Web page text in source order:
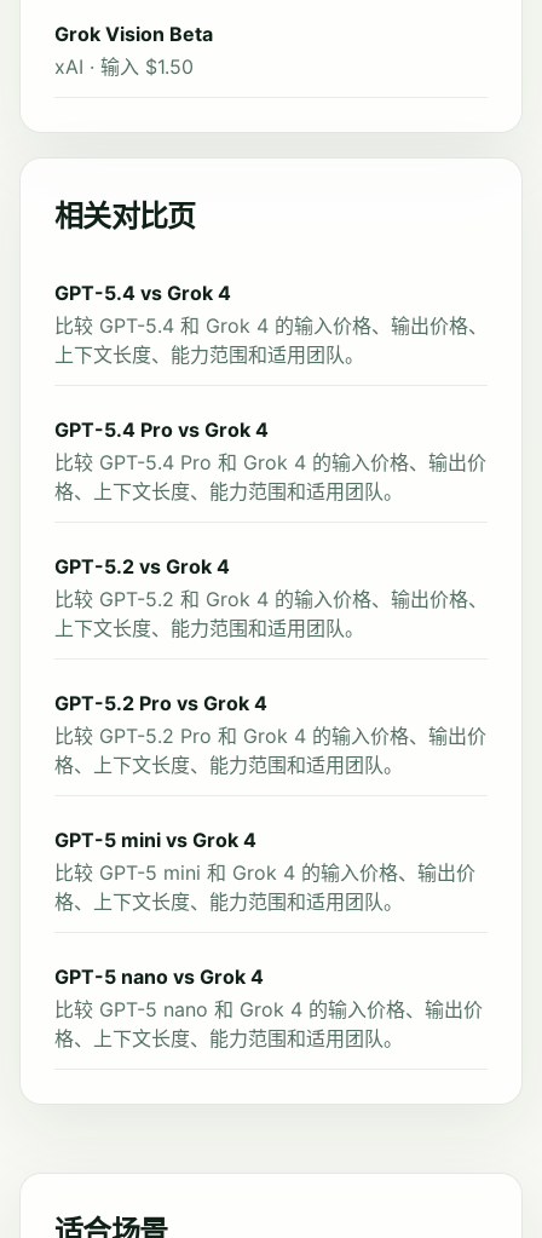
Grok Vision Beta
xAI · 输入 $1.50
相关对比页
GPT-5.4 vs Grok 4
比较 GPT-5.4 和 Grok 4 的输入价格、输出价格、
上下文长度、能力范围和适用团队。
GPT-5.4 Pro vs Grok 4
比较 GPT-5.4 Pro 和 Grok 4 的输入价格、输出价
格、上下文长度、能力范围和适用团队。
GPT-5.2 vs Grok 4
比较 GPT-5.2 和 Grok 4 的输入价格、输出价格、
上下文长度、能力范围和适用团队。
GPT-5.2 Pro vs Grok 4
比较 GPT-5.2 Pro 和 Grok 4 的输入价格、输出价
格、上下文长度、能力范围和适用团队。
GPT-5 mini vs Grok 4
比较 GPT-5 mini 和 Grok 4 的输入价格、输出价
格、上下文长度、能力范围和适用团队。
GPT-5 nano vs Grok 4
比较 GPT-5 nano 和 Grok 4 的输入价格、输出价
格、上下文长度、能力范围和适用团队。